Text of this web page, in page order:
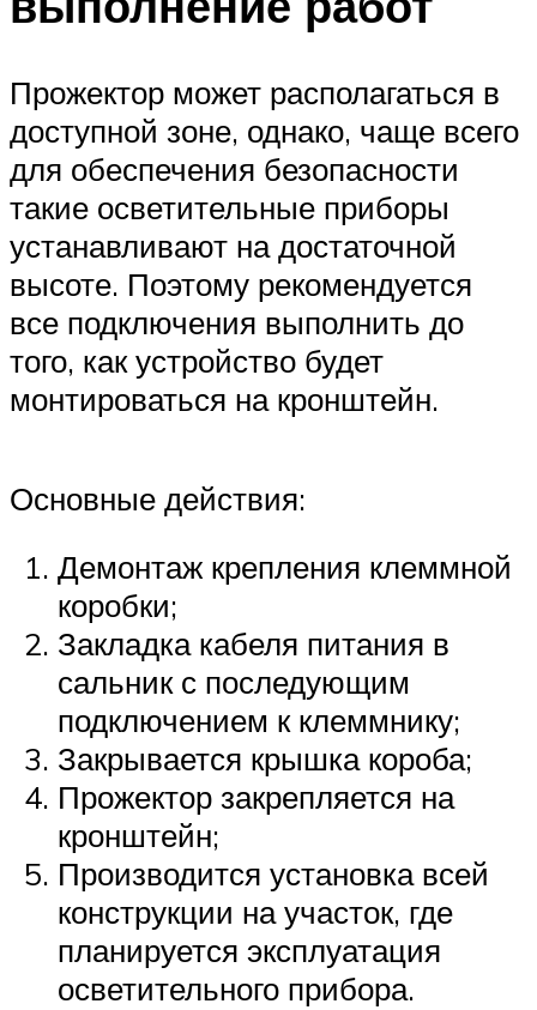
Прожектор может располагаться в
доступной зоне, однако, чаще всего
для обеспечения безопасности
такие осветительные приборы
устанавливают на достаточной
высоте. Поэтому рекомендуется
все подключения выполнить до
того, как устройство будет
монтироваться на кронштейн.
Основные действия:
Демонтаж крепления клеммной
коробки;
Закладка кабеля питания в
сальник с последующим
подключением к клеммнику;
Закрывается крышка короба;
Прожектор закрепляется на
кронштейн;
Производится установка всей
конструкции на участок, где
планируется эксплуатация
осветительного прибора.